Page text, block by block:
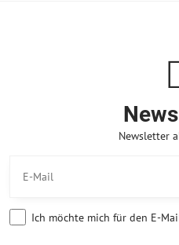
Newsletter
Ich möchte mich für den E-